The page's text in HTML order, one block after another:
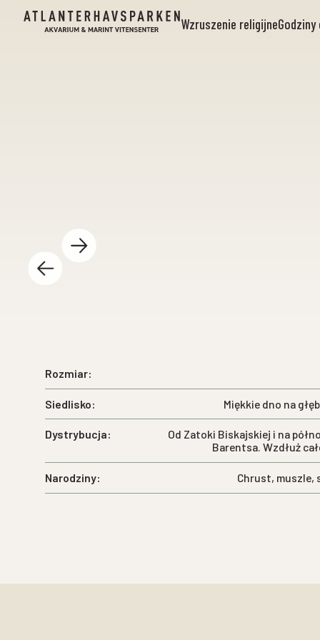
Wzruszenie religijne
Rozmiar:
Siedlisko: Miękkie dno na
Dystrybucja:
Od Zatoki Biskajskiej i na
Barentsa. Wzdłuż
Narodziny: Chrust, muszle,